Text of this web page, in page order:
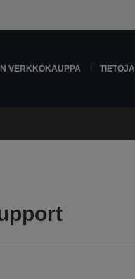
VERKKOKAUPPA TIETOJA